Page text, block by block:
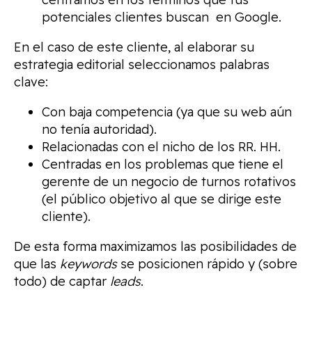
potenciales clientes buscan en Google.
En el caso de este cliente, al elaborar su
estrategia editorial seleccionamos palabras
clave:
Con baja competencia (ya que su web aún
no tenía autoridad).
Relacionadas con el nicho de los RR. HH.
Centradas en los problemas que tiene el
gerente de un negocio de turnos rotativos
(el público objetivo al que se dirige este
cliente).
De esta forma maximizamos las posibilidades de
que las keywordsse posicionen rápido y (sobre
todo) de captar leads.